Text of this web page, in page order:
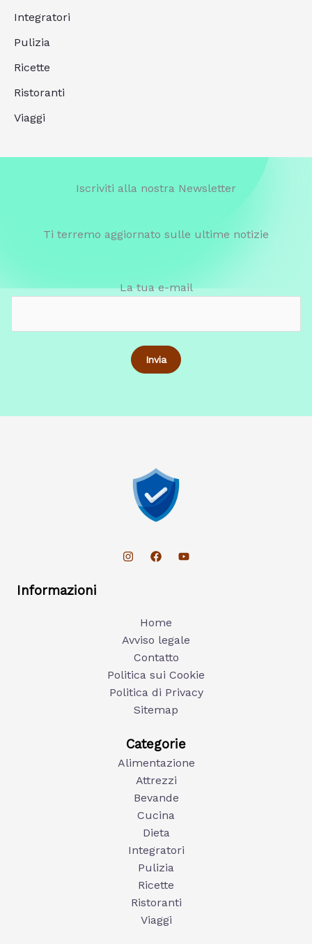
Integratori
Pulizia
Ricette
Ristoranti
Viaggi
Iscriviti alla nostra Newsletter
Ti terremo aggiornato sulle ultime notizie
La tua e-mail
Informazioni
Home
Avviso legale
Contatto
Politica sui Cookie
Politica di Privacy
Sitemap
Categorie
Alimentazione
Attrezzi
Bevande
Cucina
Dieta
Integratori
Pulizia
Ricette
Ristoranti
Viaggi